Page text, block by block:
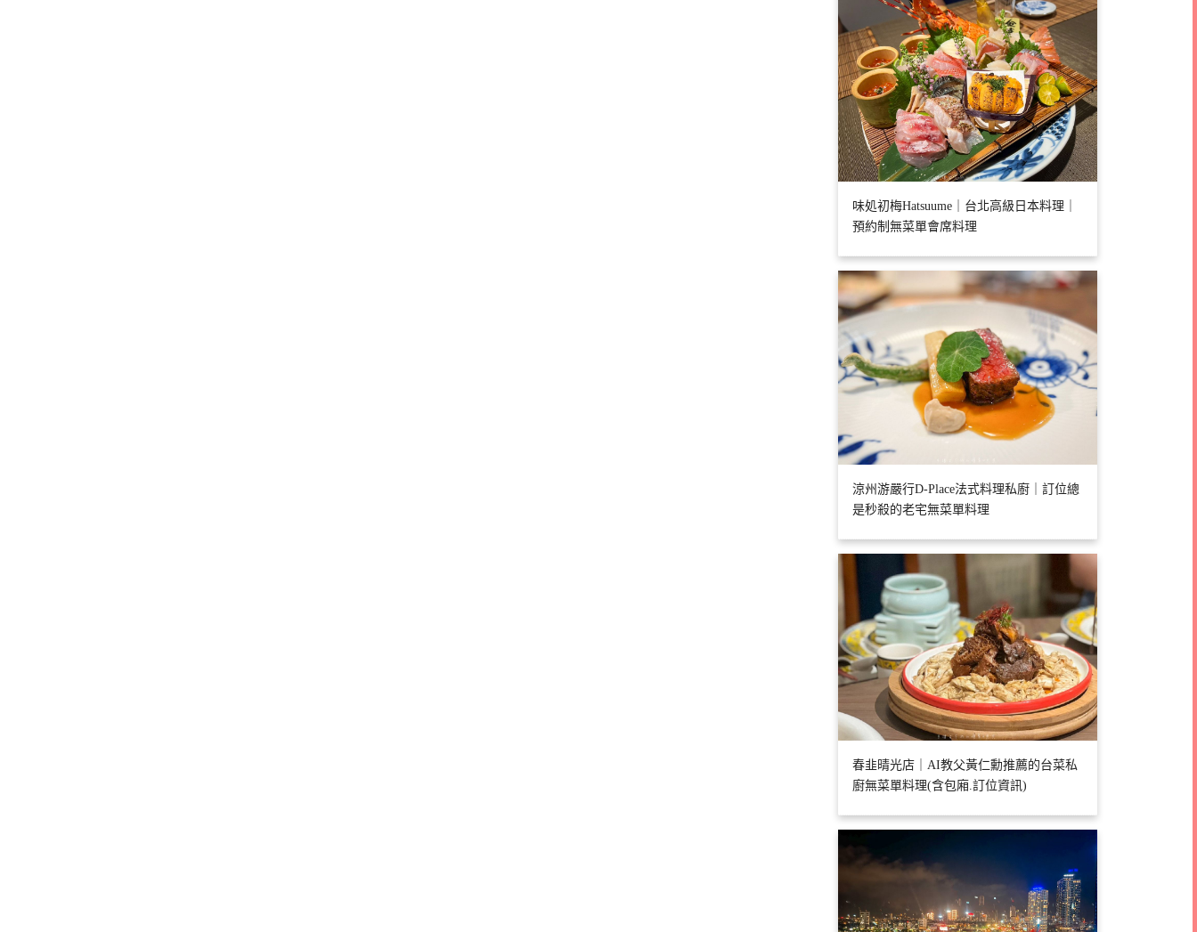
味処初梅Hatsuume｜台北高級日本料理｜
預約制無菜單會席料理
涼州游嚴行D-Place法式料理私廚｜訂位總
是秒殺的老宅無菜單料理
春韭晴光店｜AI教父黃仁勳推薦的台菜私
廚無菜單料理(含包廂.訂位資訊)